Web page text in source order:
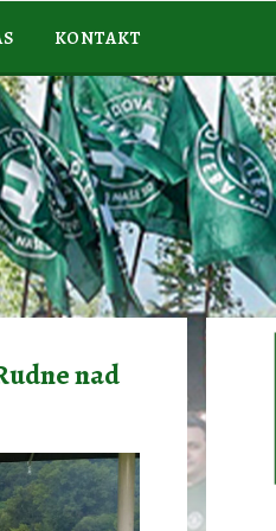
KONTAKT
nad